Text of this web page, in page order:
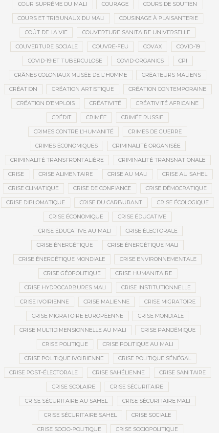
COUR SUPRÊME DU MALI COURAGE COURS DE SOUTIEN
COURS ET TRIBUNAUX DU MALI COUSINAGE À PLAISANTERIE
COÛT DE LA VIE COUVERTURE SANITAIRE UNIVERSELLE
COUVERTURE SOCIALE COUVRE-FEU COVAX COVID-19
COVID-19 ET TUBERCULOSE COVID-ORGANICS CPI
CRÂNES COLONIAUX MUSÉE DE L'HOMME CRÉATEURS MALIENS
CRÉATION CRÉATION ARTISTIQUE CRÉATION CONTEMPORAINE
CRÉATION D’EMPLOIS CRÉATIVITÉ CRÉATIVITÉ AFRICAINE
CRÉDIT CRIMÉE CRIMÉE RUSSIE
CRIMES CONTRE L’HUMANITÉ CRIMES DE GUERRE
CRIMES ÉCONOMIQUES CRIMINALITÉ ORGANISÉE
CRIMINALITÉ TRANSFRONTALIÈRE CRIMINALITÉ TRANSNATIONALE
CRISE CRISE ALIMENTAIRE CRISE AU MALI CRISE AU SAHEL
CRISE CLIMATIQUE CRISE DE CONFIANCE CRISE DÉMOCRATIQUE
CRISE DIPLOMATIQUE CRISE DU CARBURANT CRISE ÉCOLOGIQUE
CRISE ÉCONOMIQUE CRISE ÉDUCATIVE
CRISE ÉDUCATIVE AU MALI CRISE ÉLECTORALE
CRISE ÉNERGÉTIQUE CRISE ÉNERGÉTIQUE MALI
CRISE ÉNERGÉTIQUE MONDIALE CRISE ENVIRONNEMENTALE
CRISE GÉOPOLITIQUE CRISE HUMANITAIRE
CRISE HYDROCARBURES MALI CRISE INSTITUTIONNELLE
CRISE IVOIRIENNE CRISE MALIENNE CRISE MIGRATOIRE
CRISE MIGRATOIRE EUROPÉENNE CRISE MONDIALE
CRISE MULTIDIMENSIONNELLE AU MALI CRISE PANDÉMIQUE
CRISE POLITIQUE CRISE POLITIQUE AU MALI
CRISE POLITIQUE IVOIRIENNE CRISE POLITIQUE SÉNÉGAL
CRISE POST-ÉLECTORALE CRISE SAHÉLIENNE CRISE SANITAIRE
CRISE SCOLAIRE CRISE SÉCURITAIRE
CRISE SÉCURITAIRE AU SAHEL CRISE SÉCURITAIRE MALI
CRISE SÉCURITAIRE SAHEL CRISE SOCIALE
CRISE SOCIO-POLITIQUE CRISE SOCIOPOLITIQUE